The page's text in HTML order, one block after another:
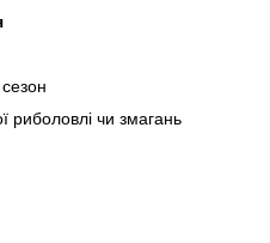
риболовлі чи змагань